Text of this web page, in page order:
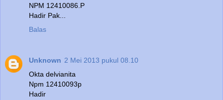
NPM 12410086.P
Hadir Pak...
Balas
Unknown 2 Mei 2013 pukul 08.10
Okta delvianita
Npm 12410093p
Hadir